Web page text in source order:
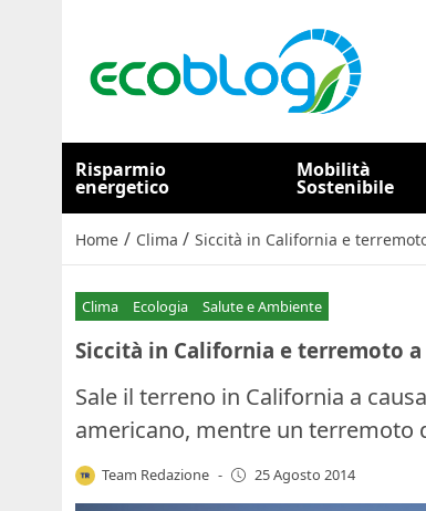
Risparmio
energetico
Mobilità
Sostenibile
Home / Clima / Siccità in California e
Clima Ecologia Salute e Ambiente
Siccità in California e terremoto
Sale il terreno in California a
americano, mentre un terremoto
Team Redazione - 25 Agosto 2014